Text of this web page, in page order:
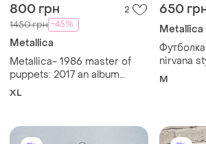
800 грн 2
1450 грн -45%
Metallica
Metallica- 1986 master of
puppets: 2017 an album
promo tee
XL
650
Metallica
nirvana
M